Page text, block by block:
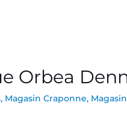
Orbea
, Magasin Craponne,